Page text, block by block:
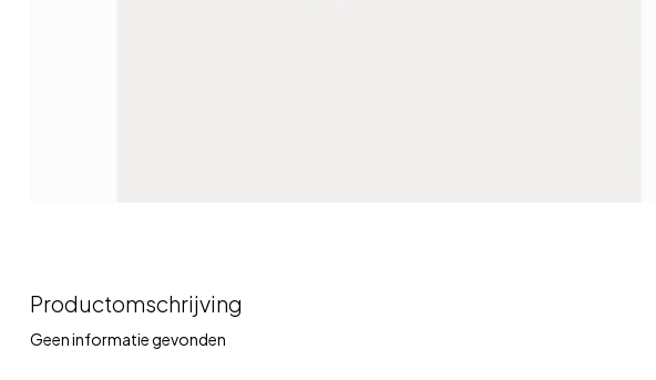
Productomschrijving
Geen informatie gevonden